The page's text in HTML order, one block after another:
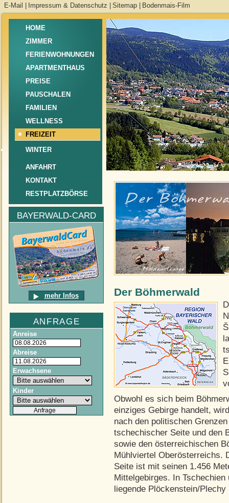
E-Mail Impressum & Datenschutz Sitemap Bodenmais-Film
HOME
ZIMMER
FERIENWOHNUNGEN
APARTMENTHAUS
PREISE
PAUSCHALEN
FAMILIEN
WELLNESS
FREIZEIT
WINTER
ANFAHRT
KONTAKT
RESTPLATZBÖRSE
BAYERWALD-CARD
mehr Infos
ANFRAGE
Anreise
Abreise
Erwachsene
Kinder
Der Böhmerwald
Obwohl es sich beim
einziges Gebirge handelt,
nach den politischen
tschechischer Seite und den
sowie den österreichischen
Mühlviertel Oberösterreichs.
Seite ist mit seinen 1.456
Mittelgebirges. In
liegende Plöckenstein/